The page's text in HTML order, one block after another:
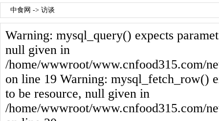
中食网 -> 访谈
Warning: mysql_query() expects
null given in
/home/wwwroot/www.cnfood315.com/
on line 19 Warning: mysql_fetch_row()
to be resource, null given in
/home/wwwroot/www.cnfood315.com/